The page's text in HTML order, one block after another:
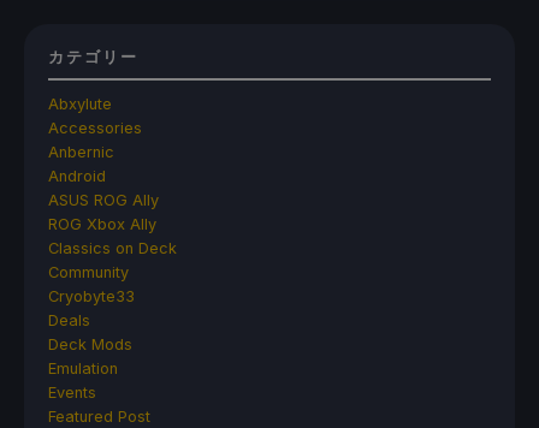
カテゴリー
Abxylute
Accessories
Anbernic
Android
ASUS ROG Ally
ROG Xbox Ally
Classics on Deck
Community
Cryobyte33
Deals
Deck Mods
Emulation
Events
Featured Post